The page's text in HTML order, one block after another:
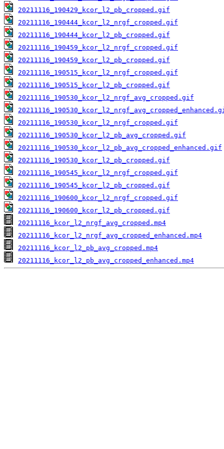
20211116_190429_kcor_l2_pb_cropped.gif
20211116_190444_kcor_l2_nrgf_cropped.gif
20211116_190444_kcor_l2_pb_cropped.gif
20211116_190459_kcor_l2_nrgf_cropped.gif
20211116_190459_kcor_l2_pb_cropped.gif
20211116_190515_kcor_l2_nrgf_cropped.gif
20211116_190515_kcor_l2_pb_cropped.gif
20211116_190530_kcor_l2_nrgf_avg_cropped.gif
20211116_190530_kcor_l2_nrgf_cropped.gif
20211116_190530_kcor_l2_pb_avg_cropped.gif
20211116_190530_kcor_l2_pb_avg_cropped_enhanced.gif
20211116_190530_kcor_l2_pb_cropped.gif
20211116_190545_kcor_l2_nrgf_cropped.gif
20211116_190545_kcor_l2_pb_cropped.gif
20211116_190600_kcor_l2_nrgf_cropped.gif
20211116_190600_kcor_l2_pb_cropped.gif
20211116_kcor_l2_nrgf_avg_cropped.mp4
20211116_kcor_l2_nrgf_avg_cropped_enhanced.mp4
20211116_kcor_l2_pb_avg_cropped.mp4
20211116_kcor_l2_pb_avg_cropped_enhanced.mp4